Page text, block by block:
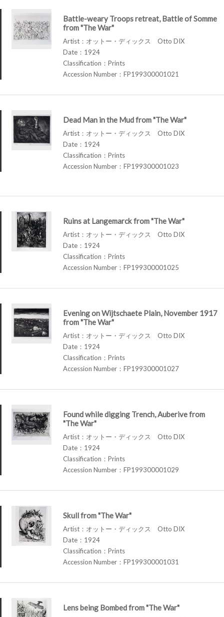
Battle-weary Troops retreat, Battle of Somme
from "The War"
Artist：オットー・ディックス Otto DIX
Date：1924
Classification：Prints
Accession Number：FP199300001021
Dead Man in the Mud from "The War"
Artist：オットー・ディックス Otto DIX
Date：1924
Classification：Prints
Accession Number：FP199300001023
Ruins at Langemarck from "The War"
Artist：オットー・ディックス Otto DIX
Date：1924
Classification：Prints
Accession Number：FP199300001025
Evening on Wijtschaete Plain, November 1917
from "The War"
Artist：オットー・ディックス Otto DIX
Date：1924
Classification：Prints
Accession Number：FP199300001027
Found while digging Trench, Auberive from
"The War"
Artist：オットー・ディックス Otto DIX
Date：1924
Classification：Prints
Accession Number：FP199300001029
Skull from "The War"
Artist：オットー・ディックス Otto DIX
Date：1924
Classification：Prints
Accession Number：FP199300001031
Lens being Bombed from "The War"